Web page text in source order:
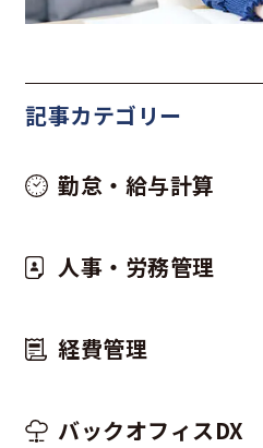
記事カテゴリー
勤怠・給与計算
人事・労務管理
経費管理
バックオフィスDX